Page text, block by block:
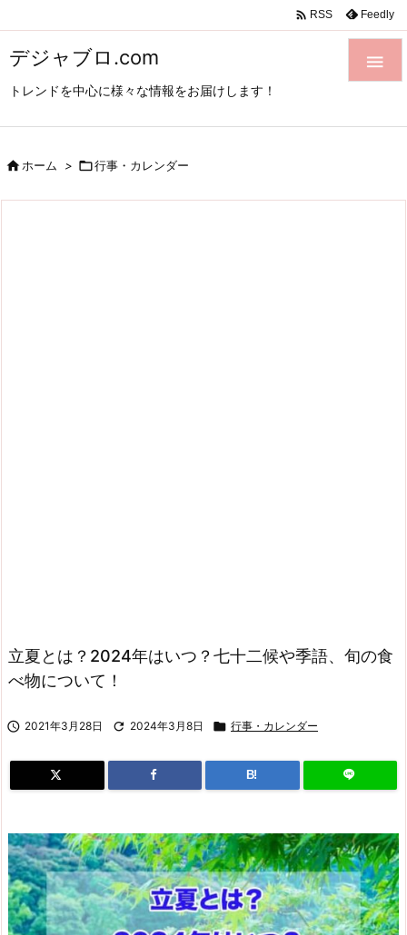
デジャブロ.com
トレンドを中心に様々な情報をお届けします！

 RSS Feedly
ホーム > 行事・カレンダー
立夏とは？2024年はいつ？七十二候や季語、旬の食
べ物について！
 2021年3月28日  2024年3月8日  行事・カレンダー
B!